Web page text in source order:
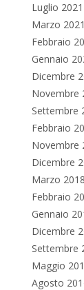
Luglio 2021
Marzo 2021
Febbraio
Gennaio
Dicembre
Novembre
Settembre
Febbraio
Novembre
Dicembre
Marzo 2018
Febbraio
Gennaio
Dicembre
Settembre
Maggio
Agosto